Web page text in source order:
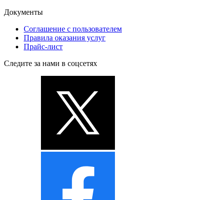
Документы
Соглашение с пользователем
Правила оказания услуг
Прайс-лист
Следите за нами в соцсетях